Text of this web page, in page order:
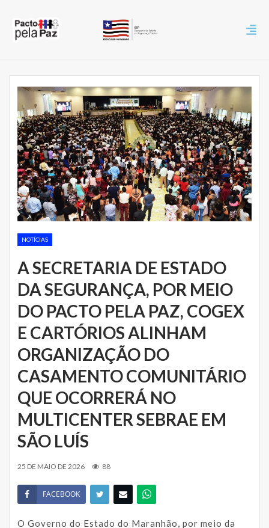
NOTÍCIAS
A SECRETARIA DE ESTADO
DA SEGURANÇA, POR MEIO
DO PACTO PELA PAZ, COGEX
E CARTÓRIOS ALINHAM
ORGANIZAÇÃO DO
CASAMENTO COMUNITÁRIO
QUE OCORRERÁ NO
MULTICENTER SEBRAE EM
SÃO LUÍS
25 DE MAIO DE 2026 88
FACEBOOK
O Governo do Estado do Maranhão, por meio da